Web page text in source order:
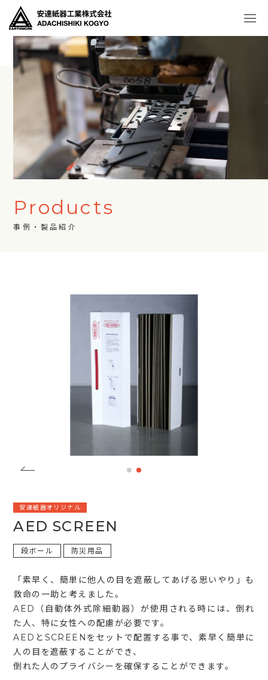
Products
事例・製品紹介
安達紙器オリジナル
AED SCREEN
段ボール 防災用品
「素早く、簡単に他人の目を遮蔽してあげる思いやり」も
救命の一助と考えました。
AED（自動体外式除細動器）が使用される時には、倒れ
た人、特に女性への配慮が必要です。
AEDとSCREENをセットで配置する事で、素早く簡単に
人の目を遮蔽することができ、
倒れた人のプライバシーを確保することができます。